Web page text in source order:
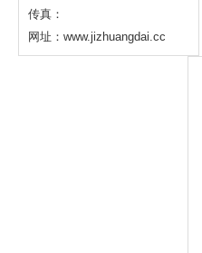
传真：
网址：www.jizhuangdai.cc